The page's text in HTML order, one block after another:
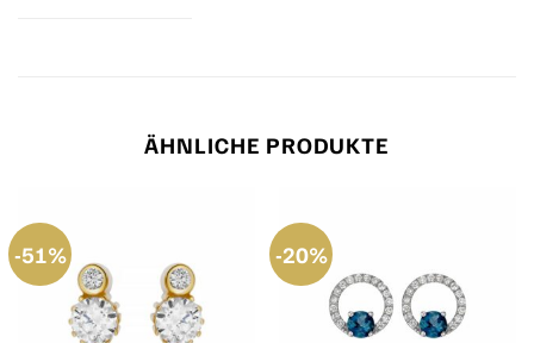
ÄHNLICHE PRODUKTE
-51% -20%